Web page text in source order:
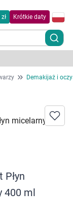
Krótkie daty
Demakijaż i
400 ml